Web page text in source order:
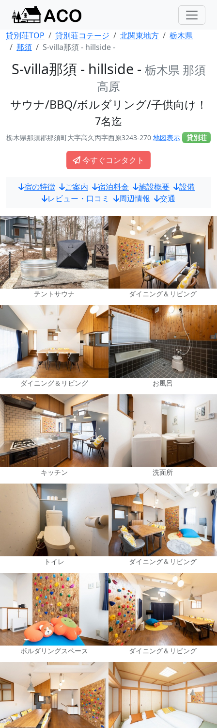
貸別荘TOP 貸別荘コテージ 北関東地方
栃木県
那須
S-villa那須 - hillside -
S-villa那須 - hillside - 栃木県 那須
高原
サウナ/BBQ/ボルダリング/子供向け！
7名迄
栃木県那須郡那須町大字高久丙字西原3243-270 地図表示 貸別荘
今すぐコンタクト
宿の特徴 ご案内 宿泊料金 施設概要
設備
レビュー・口コミ
周辺情報 交通
テントサウナ ダイニング＆リビング
ダイニング＆リビング お風呂
キッチン 洗面所
トイレ ダイニング＆リビング
ボルダリングスペース ダイニング＆リビング